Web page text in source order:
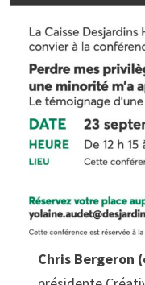
Chris Bergeron